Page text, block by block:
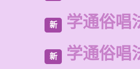
新 学通俗唱
新 学通俗唱